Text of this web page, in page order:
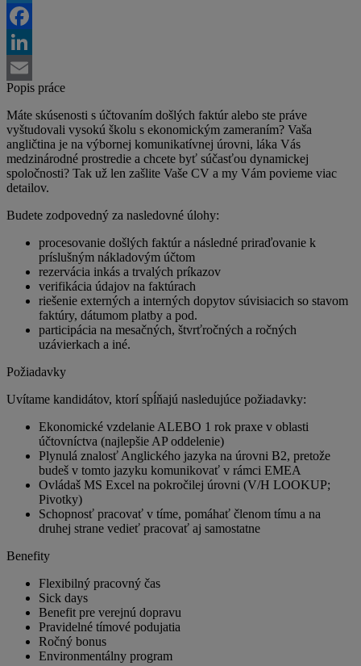
Twitter
Facebook
LinkedIn
Email
Popis práce
Máte skúsenosti s účtovaním došlých faktúr alebo ste práve
vyštudovali vysokú školu s ekonomickým zameraním? Vaša
angličtina je na výbornej komunikatívnej úrovni, láka Vás
medzinárodné prostredie a chcete byť súčasťou dynamickej
spoločnosti? Tak už len zašlite Vaše CV a my Vám povieme viac
detailov.
Budete zodpovedný za nasledovné úlohy:
procesovanie došlých faktúr a následné priraďovanie k
príslušným nákladovým účtom
rezervácia inkás a trvalých príkazov
verifikácia údajov na faktúrach
riešenie externých a interných dopytov súvisiacich so stavom
faktúry, dátumom platby a pod.
participácia na mesačných, štvrťročných a ročných
uzávierkach a iné.
Požiadavky
Uvítame kandidátov, ktorí spĺňajú nasledujúce požiadavky:
Ekonomické vzdelanie ALEBO 1 rok praxe v oblasti
účtovníctva (najlepšie AP oddelenie)
Plynulá znalosť Anglického jazyka na úrovni B2, pretože
budeš v tomto jazyku komunikovať v rámci EMEA
Ovládaš MS Excel na pokročilej úrovni (V/H LOOKUP;
Pivotky)
Schopnosť pracovať v tíme, pomáhať členom tímu a na
druhej strane vedieť pracovať aj samostatne
Benefity
Flexibilný pracovný čas
Sick days
Benefit pre verejnú dopravu
Pravidelné tímové podujatia
Ročný bonus
Environmentálny program